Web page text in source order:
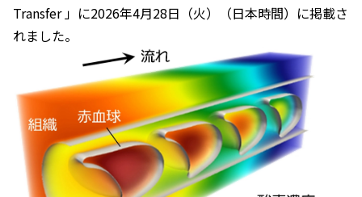
Transfer」に2026年4月28日（火）（日本時間）に掲載さ
れました。